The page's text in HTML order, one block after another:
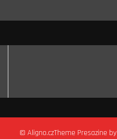
© Aligno.czTheme Presazine by